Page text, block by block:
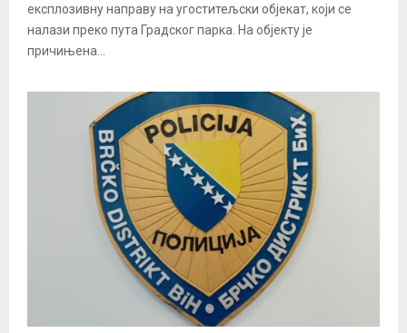
експлозивну направу на угоститељски објекат, који се
налази преко пута Градског парка. На објекту је
причињена...